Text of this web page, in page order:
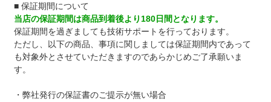
■ 保証期間について
当店の保証期間は商品到着後より180日間となります。
保証期間を過ぎましても技術サポートを行っております。
ただし、以下の商品、事項に関しましては保証期間内であって
も対象外とさせていただきますのであらかじめご了承願いま
す。
・弊社発行の保証書のご提示が無い場合